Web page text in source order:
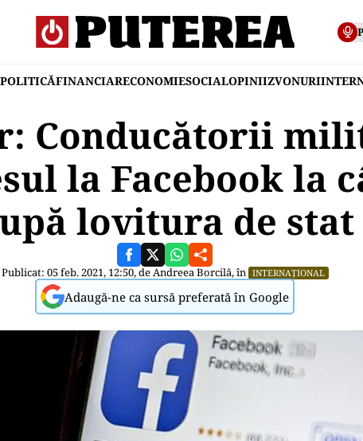
POLITICĂFINANCIARECONOMIESOCIALOPINIIZVONURI
Conducătorii
la Facebook la
lovitura de stat
Publicat: 05 feb. 2021, 12:50, deAndreea Borcilă, în INTERNAȚIONAL
Adaugă-ne ca sursă preferată în Google